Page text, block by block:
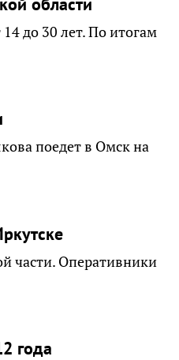
до 30 лет. По итогам
поедет в Омск на
части. Оперативники
года